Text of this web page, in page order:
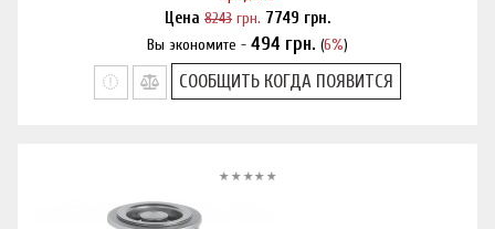
Цена 8243 грн. 7749 грн.
Вы экономите - 494 грн. (6%)
Нашли дешевле?
СООБЩИТЬ КОГДА ПОЯВИТСЯ